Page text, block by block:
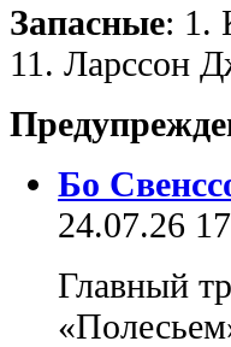
Запасные: 1.
11. Ларссон
Бо
24.07.26
Главный